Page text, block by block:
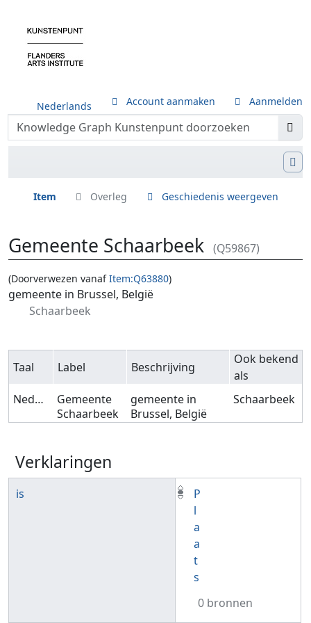
Nederlands Account aanmaken Aanmelden
Item Overleg Geschiedenis weergeven
Gemeente Schaarbeek (Q59867)
(Doorverwezen vanafItem:Q63880)
Ga naar:navigatie,zoeken
gemeente in Brussel, België
Schaarbeek
Taal Label Beschrijving
Ook bekend
als
Nederlands
Gemeente
Schaarbeek
gemeente in
Brussel, België
Schaarbeek
Verklaringen
is
P
l
a
a
t
s
0 bronnen